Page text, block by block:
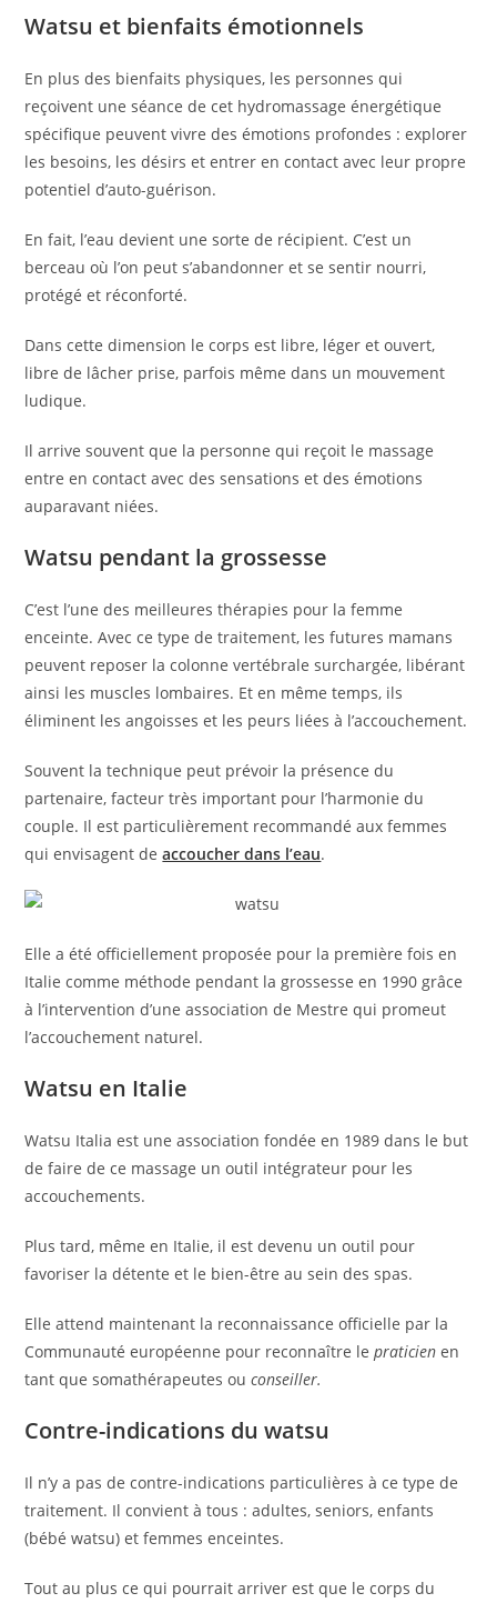
Watsu et bienfaits émotionnels
En plus des bienfaits physiques, les personnes qui
reçoivent une séance de cet hydromassage énergétique
spécifique peuvent vivre des émotions profondes : explorer
les besoins, les désirs et entrer en contact avec leur propre
potentiel d’auto-guérison.
En fait, l’eau devient une sorte de récipient. C’est un
berceau où l’on peut s’abandonner et se sentir nourri,
protégé et réconforté.
Dans cette dimension le corps est libre, léger et ouvert,
libre de lâcher prise, parfois même dans un mouvement
ludique.
Il arrive souvent que la personne qui reçoit le massage
entre en contact avec des sensations et des émotions
auparavant niées.
Watsu pendant la grossesse
C’est l’une des meilleures thérapies pour la femme
enceinte. Avec ce type de traitement, les futures mamans
peuvent reposer la colonne vertébrale surchargée, libérant
ainsi les muscles lombaires. Et en même temps, ils
éliminent les angoisses et les peurs liées à l’accouchement.
Souvent la technique peut prévoir la présence du
partenaire, facteur très important pour l’harmonie du
couple. Il est particulièrement recommandé aux femmes
qui envisagent deaccoucher dans l’eau.
Elle a été officiellement proposée pour la première fois en
Italie comme méthode pendant la grossesse en 1990 grâce
à l’intervention d’une association de Mestre qui promeut
l’accouchement naturel.
Watsu en Italie
Watsu Italia est une association fondée en 1989 dans le but
de faire de ce massage un outil intégrateur pour les
accouchements.
Plus tard, même en Italie, il est devenu un outil pour
favoriser la détente et le bien-être au sein des spas.
Elle attend maintenant la reconnaissance officielle par la
Communauté européenne pour reconnaître lepraticien en
tant que somathérapeutes ouconseiller.
Contre-indications du watsu
Il n’y a pas de contre-indications particulières à ce type de
traitement. Il convient à tous : adultes, seniors, enfants
(bébé watsu) et femmes enceintes.
Tout au plus ce qui pourrait arriver est que le corps du